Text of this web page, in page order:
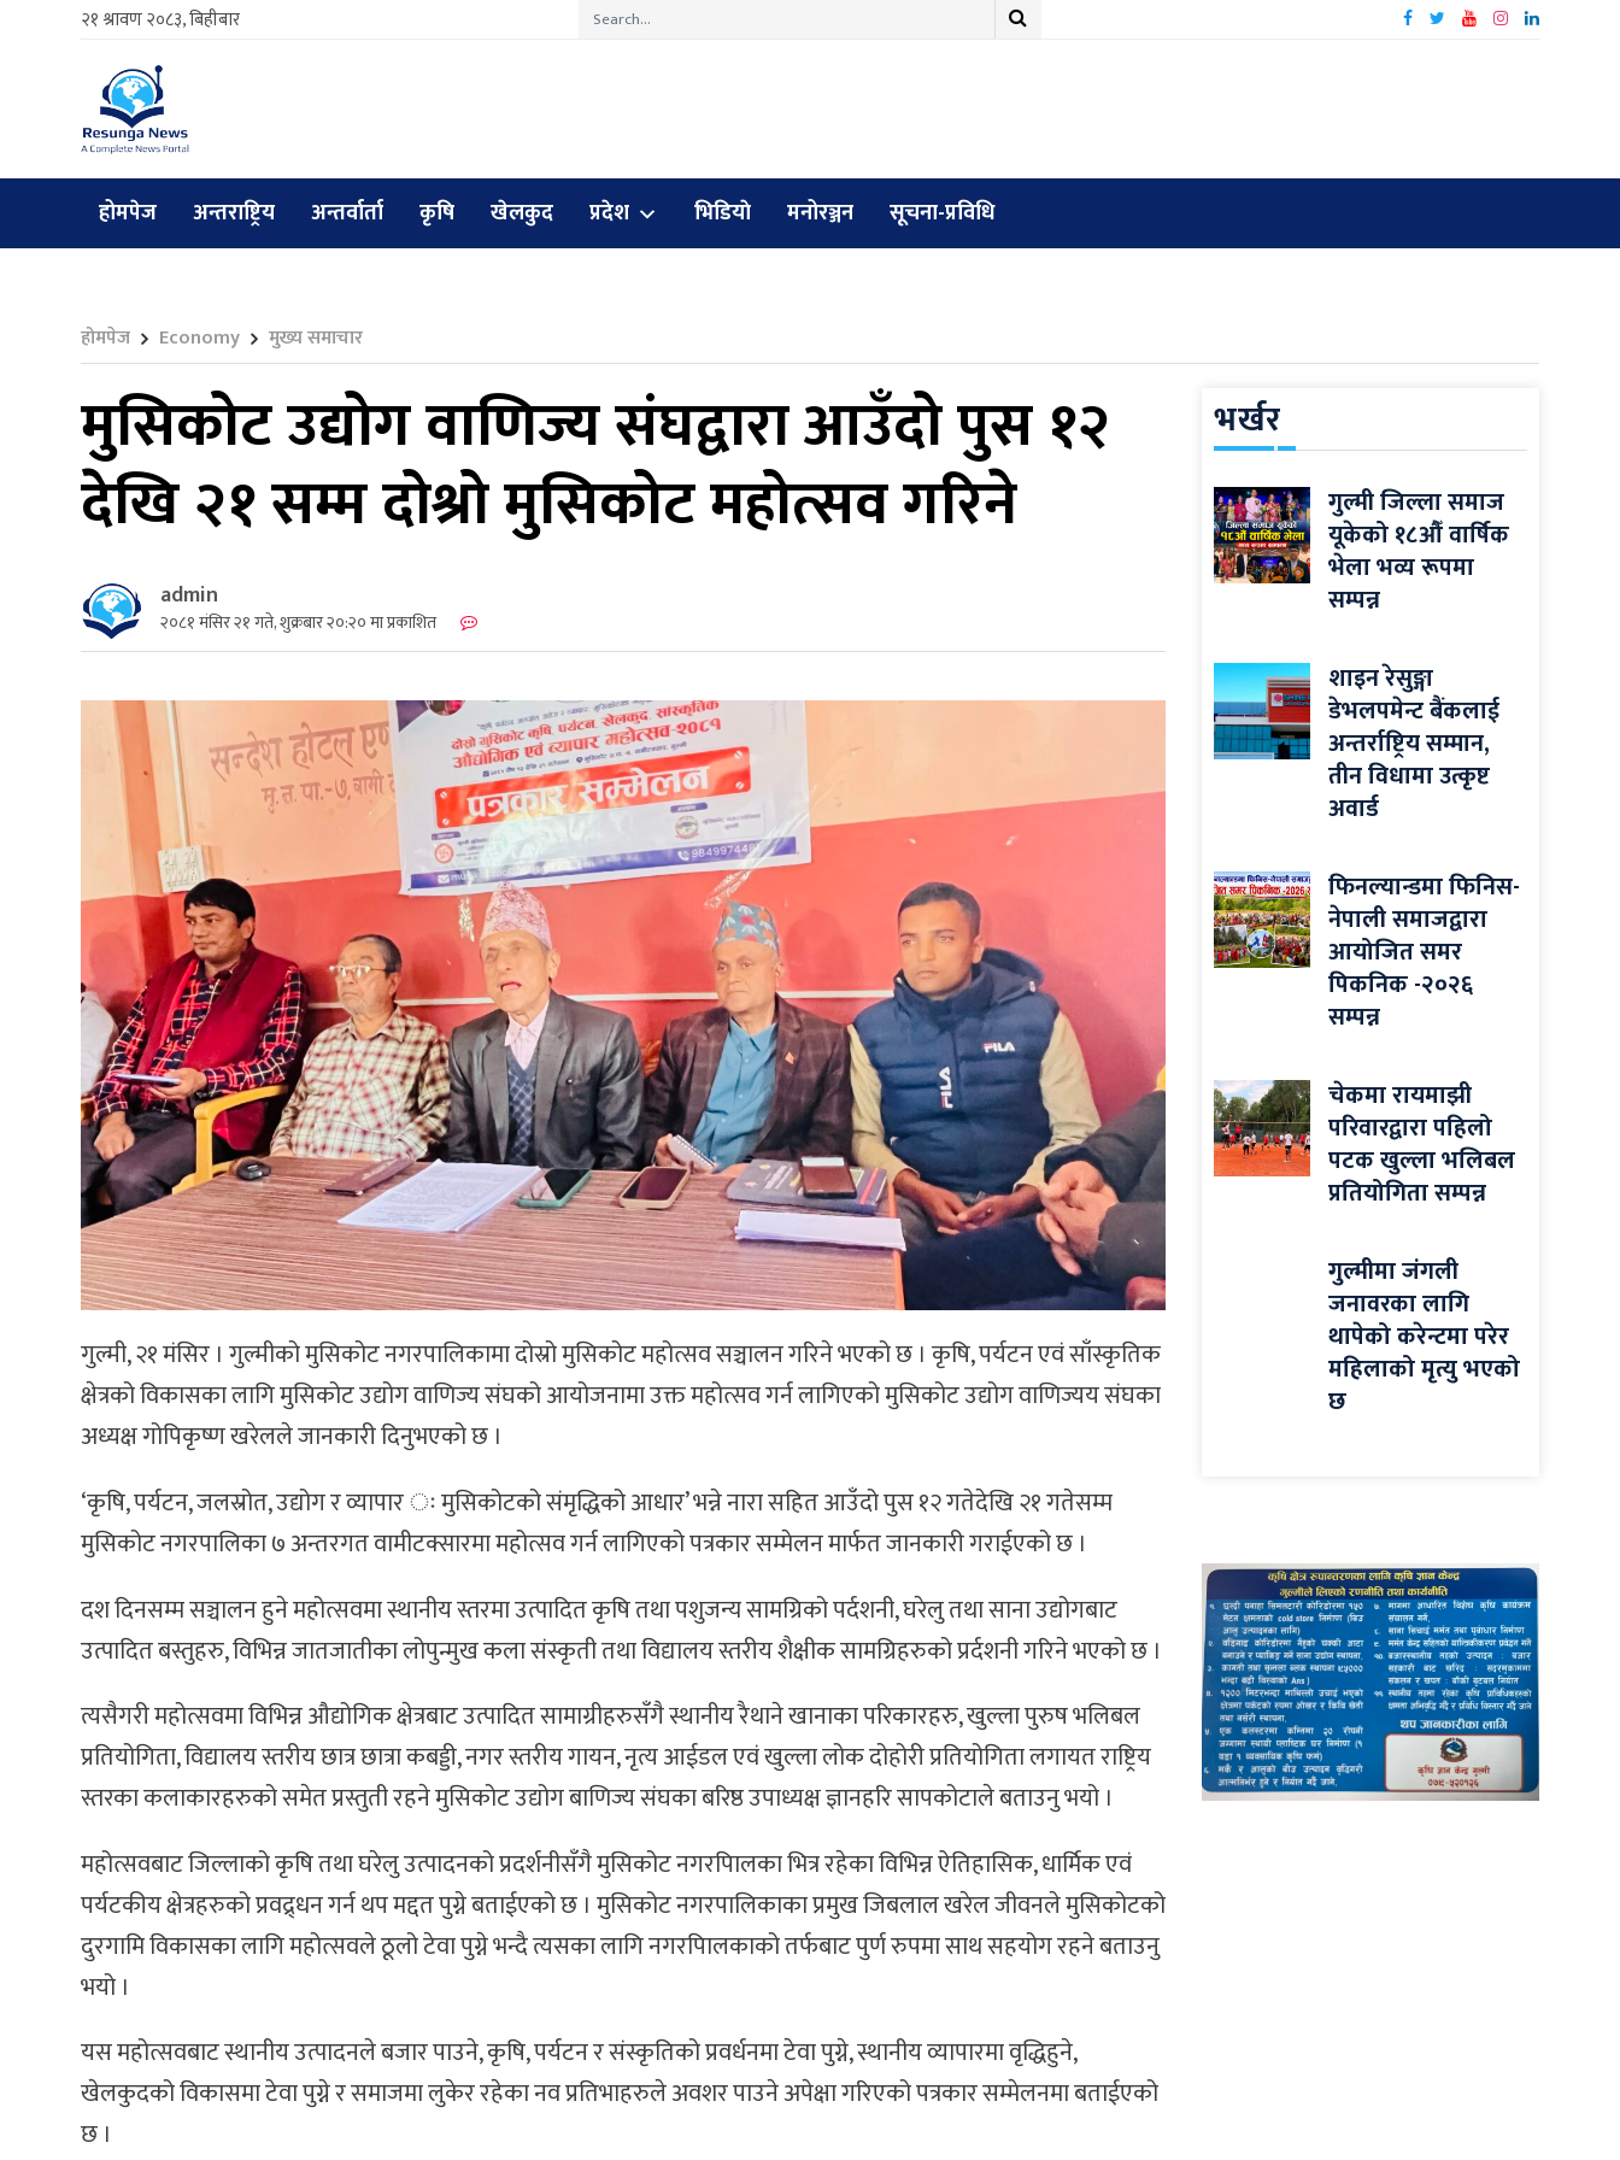
२१ श्रावण २०८३, बिहीबार
होमपेज अन्तराष्ट्रिय अन्तर्वार्ता कृषि खेलकुद प्रदेश भिडियाे मनोरञ्जन सूचना-प्रविधि
होमपेज Economy मुख्य समाचार
मुसिकोट उद्योग वाणिज्य संघद्वारा आउँदो पुस १२
देखि २१ सम्म दोश्रो मुसिकोट महोत्सव गरिने
admin
२०८१ मंसिर २१ गते, शुक्रबार २०:२० मा प्रकाशित
गुल्मी, २१ मंसिर । गुल्मीको मुसिकोट नगरपालिकामा दोस्रो मुसिकोट महोत्सव सञ्चालन गरिने भएको छ । कृषि, पर्यटन एवं साँस्कृतिक
क्षेत्रको विकासका लागि मुसिकोट उद्योग वाणिज्य संघको आयोजनामा उक्त महोत्सव गर्न लागिएको मुसिकोट उद्योग वाणिज्यय संघका
अध्यक्ष गोपिकृष्ण खरेलले जानकारी दिनुभएको छ ।
‘कृषि, पर्यटन, जलस्रोत, उद्योग र व्यापार ः मुसिकोटको संमृद्धिको आधार’ भन्ने नारा सहित आउँदो पुस १२ गतेदेखि २१ गतेसम्म
मुसिकोट नगरपालिका ७ अन्तरगत वामीटक्सारमा महोत्सव गर्न लागिएको पत्रकार सम्मेलन मार्फत जानकारी गराईएको छ ।
दश दिनसम्म सञ्चालन हुने महोत्सवमा स्थानीय स्तरमा उत्पादित कृषि तथा पशुजन्य सामग्रिको पर्दशनी, घरेलु तथा साना उद्योगबाट
उत्पादित बस्तुहरु, विभिन्न जातजातीका लोपुन्मुख कला संस्कृती तथा विद्यालय स्तरीय शैक्षीक सामग्रिहरुको प्रर्दशनी गरिने भएको छ ।
त्यसैगरी महोत्सवमा विभिन्न औद्योगिक क्षेत्रबाट उत्पादित सामाग्रीहरुसँगै स्थानीय रैथाने खानाका परिकारहरु, खुल्ला पुरुष भलिबल
प्रतियोगिता, विद्यालय स्तरीय छात्र छात्रा कबड्डी, नगर स्तरीय गायन, नृत्य आईडल एवं खुल्ला लोक दोहोरी प्रतियोगिता लगायत राष्ट्रिय
स्तरका कलाकारहरुको समेत प्रस्तुती रहने मुसिकोट उद्योग बाणिज्य संघका बरिष्ठ उपाध्यक्ष ज्ञानहरि सापकोटाले बताउनु भयो ।
महोत्सवबाट जिल्लाको कृषि तथा घरेलु उत्पादनको प्रदर्शनीसँगै मुसिकोट नगरपािलका भित्र रहेका विभिन्न ऐतिहासिक, धार्मिक एवं
पर्यटकीय क्षेत्रहरुको प्रवद्र्धन गर्न थप मद्दत पुग्ने बताईएको छ । मुसिकोट नगरपालिकाका प्रमुख जिबलाल खरेल जीवनले मुसिकोटको
दुरगामि विकासका लागि महोत्सवले ठूलो टेवा पुग्ने भन्दै त्यसका लागि नगरपािलकाको तर्फबाट पुर्ण रुपमा साथ सहयोग रहने बताउनु
भयो ।
यस महोत्सवबाट स्थानीय उत्पादनले बजार पाउने, कृषि, पर्यटन र संस्कृतिको प्रवर्धनमा टेवा पुग्ने, स्थानीय व्यापारमा वृद्धिहुने,
खेलकुदको विकासमा टेवा पुग्ने र समाजमा लुकेर रहेका नव प्रतिभाहरुले अवशर पाउने अपेक्षा गरिएको पत्रकार सम्मेलनमा बताईएको
छ ।
भर्खर
गुल्मी जिल्ला समाज
यूकेको १८औँ वार्षिक
भेला भव्य रूपमा
सम्पन्न
शाइन रेसुङ्गा
डेभलपमेन्ट बैंकलाई
अन्तर्राष्ट्रिय सम्मान,
तीन विधामा उत्कृष्ट
अवार्ड
फिनल्यान्डमा फिनिस-
नेपाली समाजद्वारा
आयोजित समर
पिकनिक -२०२६
सम्पन्न
चेकमा रायमाझी
परिवारद्वारा पहिलो
पटक खुल्ला भलिबल
प्रतियोगिता सम्पन्न
गुल्मीमा जंगली
जनावरका लागि
थापेको करेन्टमा परेर
महिलाको मृत्यु भएको
छ